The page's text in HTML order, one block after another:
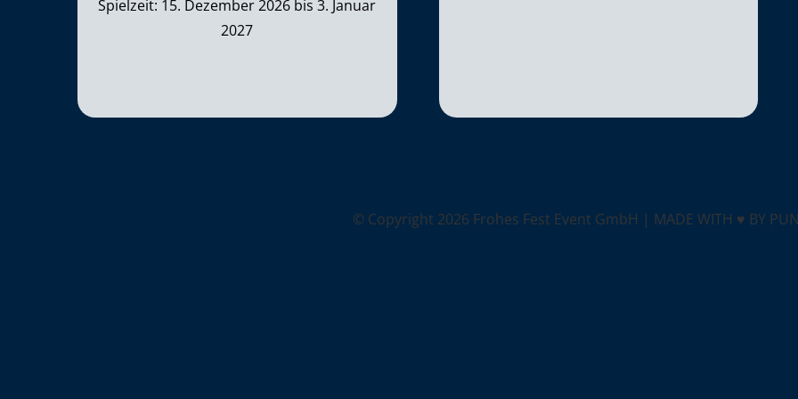
Spielzeit: 15. Dezember 2026 bis 3. Januar
2027
© Copyright 2026 Frohes Fest Event GmbH | MADE WITH ♥ BY